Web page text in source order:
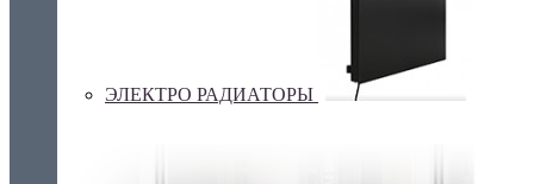
ЭЛЕКТРО РАДИАТОРЫ